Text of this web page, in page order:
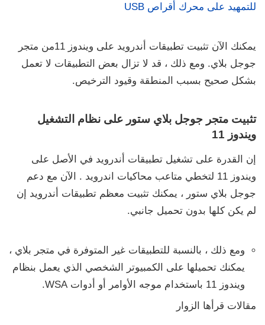
للتمهيد على محرك أقراص USB
يمكنك الآن تثبيت تطبيقات أندرويد على ويندوز 11من متجر
جوجل بلاي. ومع ذلك ، قد لا تزال بعض التطبيقات لا تعمل
بشكل صحيح بسبب المنطقة وقيود الترخيص.
تثبيت متجر جوجل بلاي ستور على نظام التشغيل
ويندوز 11
إن القدرة على تشغيل تطبيقات أندرويد في الأصل على
ويندوز 11 لتخطي متاعب محاكيات اندرويد . الآن مع دعم
جوجل بلاي ستور ، يمكنك تثبيت معظم تطبيقات أندرويد إن
لم يكن كلها بدون تحميل جانبي.
ومع ذلك ، بالنسبة للتطبيقات غير المتوفرة في متجر بلاي ،
يمكنك تحميلها على الكمبيوتر الشخصي الذي يعمل بنظام
ويندوز 11 باستخدام موجه الأوامر أو أدوات WSA.
مقالات قرأها الزوار